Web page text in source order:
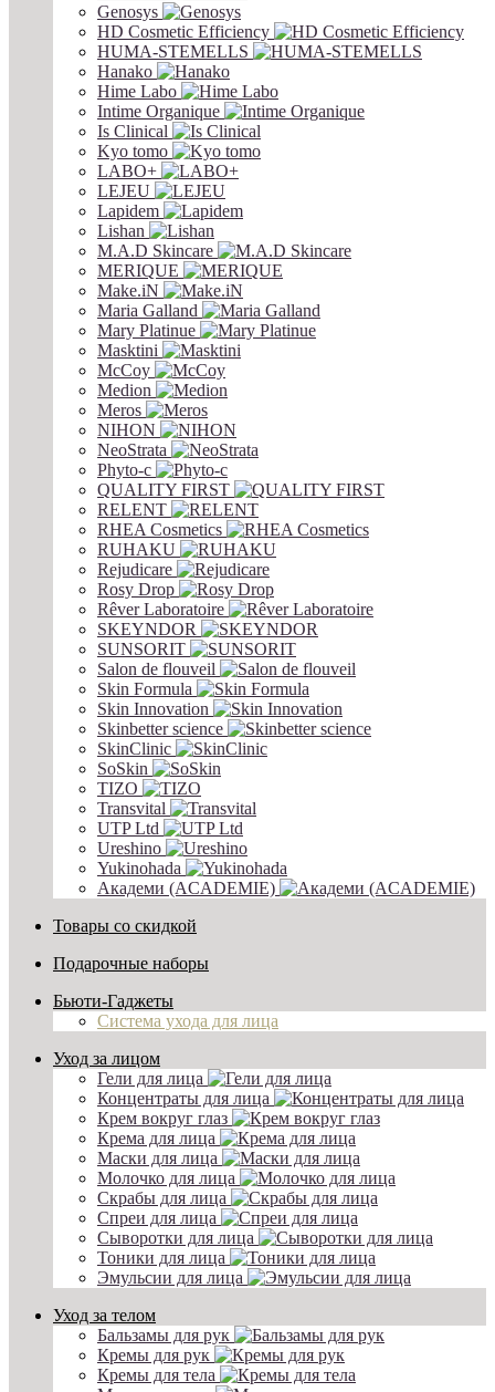
Genosys
HD Cosmetic Efficiency
HUMA-STEMELLS
Hanako
Hime Labo
Intime Organique
Is Clinical
Kyo tomo
LABO+
LEJEU
Lapidem
Lishan
M.A.D Skincare
MERIQUE
Make.iN
Maria Galland
Mary Platinue
Masktini
McCoy
Medion
Meros
NIHON
NeoStrata
Phyto-c
QUALITY FIRST
RELENT
RHEA Cosmetics
RUHAKU
Rejudicare
Rosy Drop
Rêver Laboratoire
SKEYNDOR
SUNSORIT
Salon de flouveil
Skin Formula
Skin Innovation
Skinbetter science
SkinСlinic
SoSkin
TIZO
Transvital
UTP Ltd
Ureshino
Yukinohada
Академи (ACADEMIE)
Товары со скидкой
Подарочные наборы
Бьюти-Гаджеты
Система ухода для лица
Уход за лицом
Гели для лица
Концентраты для лица
Крем вокруг глаз
Крема для лица
Маски для лица
Молочко для лица
Скрабы для лица
Спреи для лица
Сыворотки для лица
Тоники для лица
Эмульсии для лица
Уход за телом
Бальзамы для рук
Кремы для рук
Кремы для тела